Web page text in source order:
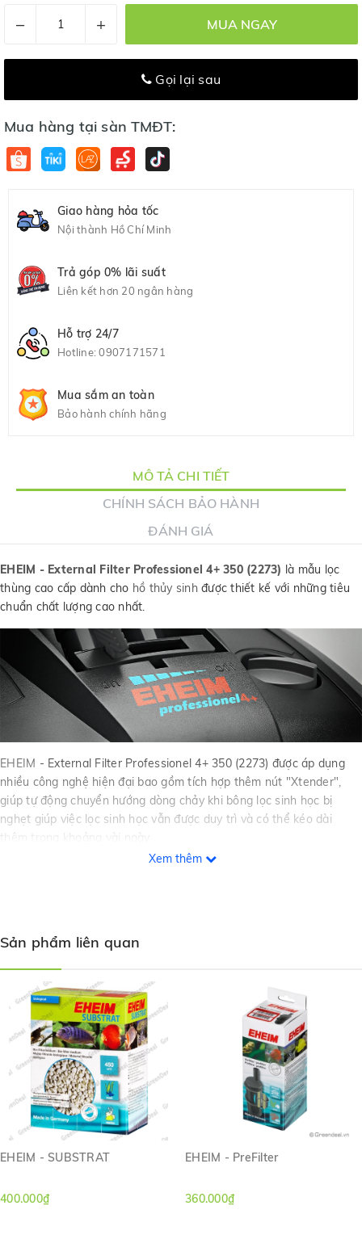
– + MUA NGAY
Gọi lại sau
Mua hàng tại sàn TMĐT:
Giao hàng hỏa tốc
Nội thành Hồ Chí Minh
Trả góp 0% lãi suất
Liên kết hơn 20 ngân hàng
Hỗ trợ 24/7
Hotline:0907171571
Mua sắm an toàn
Bảo hành chính hãng
MÔ TẢ CHI TIẾT
CHÍNH SÁCH BẢO HÀNH
ĐÁNH GIÁ
EHEIM - External Filter Professionel 4+ 350 (2273) là mẫu lọc
thùng cao cấp dành cho hồ thủy sinhđược thiết kế với những tiêu
chuẩn chất lượng cao nhất.
EHEIM - External Filter Professionel 4+ 350 (2273) được áp dụng
nhiều công nghệ hiện đại bao gồm tích hợp thêm nút "Xtender",
giúp tự động chuyển hướng dòng chảy khi bông lọc sinh học bị
nghẹt giúp việc lọc sinh học vẫn được duy trì và có thể kéo dài
thêm trong khoảng vài ngày.
Xem thêm
Sản phẩm liên quan
EHEIM - SUBSTRAT
400.000₫
EHEIM - PreFilter
360.000₫